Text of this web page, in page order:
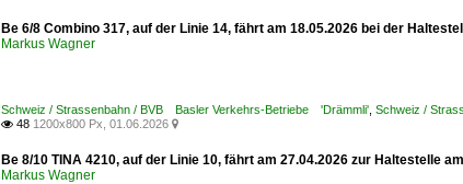
Be 6/8 Combino 317, auf der Linie 14, fährt am 18.05.2026 bei der
Markus Wagner
Schweiz / Strassenbahn / BVB Basler Verkehrs-Betriebe 'Drämmli' Schweiz /
 48 1200x800 Px, 01.06.2026 
Be 8/10 TINA 4210, auf der Linie 10, fährt am 27.04.2026 zur Haltestelle
Markus Wagner